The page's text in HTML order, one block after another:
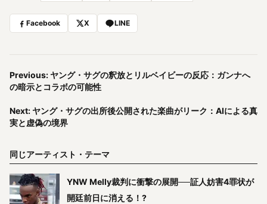
Facebook X LINE
Previous: ヤング・サグの釈放とリルベイビーの反応：ガンナへ
の暗示とコラボの可能性
Next: ヤング・サグの出所後公開された楽曲がリーク：AIによる真
実と虚偽の境界
同じアーティスト・テーマ
YNW Melly裁判に衝撃の展開──証人妨害4罪状が
開廷前日に消える！?